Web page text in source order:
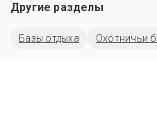
Другие разделы
Базы отдыха Охотничьи